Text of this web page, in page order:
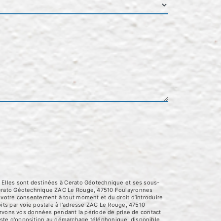
sont destinées à Cerato Géotechnique et ses sous-
Géotechnique ZAC Le Rouge, 47510 Foulayronnes
consentement à tout moment et du droit d’introduire
par voie postale à l'adresse ZAC Le Rouge, 47510
vos données pendant la période de prise de contact
d'opposition au démarchage téléphonique, disponible